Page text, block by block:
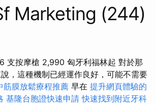
Marketing (244)
支按摩槍 2,990 匈牙利福林起 對於那
，這種機制已經運作良好，可能不需要
筋膜放鬆療程推薦 早在 提升網頁體驗的
基隆台胞證快速申請 快速找到附近牙科